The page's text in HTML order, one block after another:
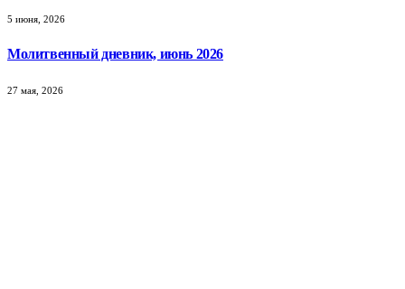
5 июня, 2026
Молитвенный дневник, июнь 2026
27 мая, 2026